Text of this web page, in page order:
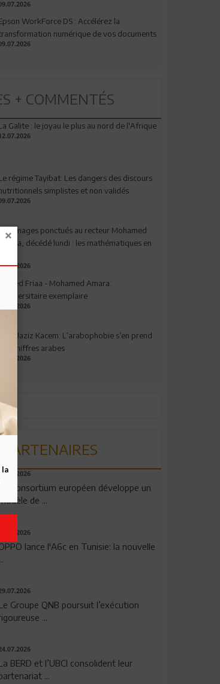
WorkForce DS : Accélérez la
numérique de vos documents
+ COMMENTÉS
Galite : le joyau le plus au nord de l'Afrique
régime Tayibat: Les dangers des discours
simplistes et non validés
Hommages ponctués au recteur Mohamed
Amara, décédé lundi : les mathématiques en
Ahmed Friaa - Mohamed Amara:
l’Universitaire exemplaire
04.08.2026
Abdelaziz Kacem: L’arabophobie s’en prend
aux chiffres arabes
09.07.2026
PARTENAIRES
consortium européen développe un
de ...
04.08.2026
lance l'A6c en Tunisie: la nouvelle
Groupe QNB poursuit l’exécution
...
BERD et l’UBCI consolident leur
...
la